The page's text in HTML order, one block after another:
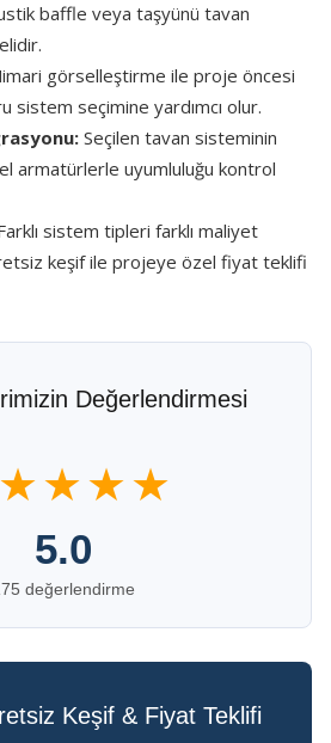
baffle veya taşyünü tavan
görselleştirme ile proje öncesi
sistem seçimine yardımcı olur.
Seçilen tavan sisteminin
armatürlerle uyumluluğu kontrol
sistem tipleri farklı maliyet
keşif ile projeye özel fiyat teklifi
Değerlendirmesi
5.0
değerlendirme
Keşif & Fiyat Teklifi